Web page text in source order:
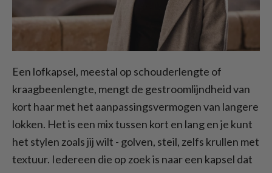
Een lofkapsel, meestal op schouderlengte of
kraagbeenlengte, mengt de gestroomlijndheid van
kort haar met het aanpassingsvermogen van langere
lokken. Het is een mix tussen kort en lang en je kunt
het stylen zoals jij wilt - golven, steil, zelfs krullen met
textuur. Iedereen die op zoek is naar een kapsel dat